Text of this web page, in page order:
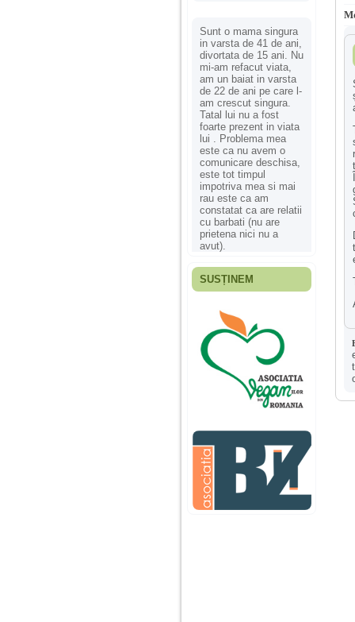
Sunt o mama singura
in varsta de 41 de ani,
divortata de 15 ani. Nu
mi-am refacut viata,
am un baiat in varsta
de 22 de ani pe care l-
am crescut singura.
Tatal lui nu a fost
foarte prezent in viata
lui . Problema mea
este ca nu avem o
comunicare deschisa,
este tot timpul
impotriva mea si mai
rau este ca am
constatat ca are relatii
cu barbati (nu are
prietena nici nu a
avut).
Fiica mea s-a nascut
ani, privind in urma
realizez cat de multe
greseli am facut in
educatia si cresterea
ei, am fost o mama
egoista, preocupata
de implinirea
profesionala, cand ea
era mica am neglijat-
agresiva, orice
greseala era taxata cu
o palma sau pedepse.
De 4 ani am o relatie
serioasa cu un barbat
SUSȚINEM